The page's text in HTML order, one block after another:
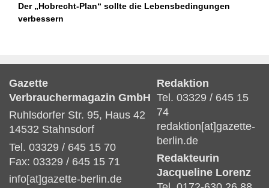
Der „Hobrecht-Plan“ sollte die Lebensbedingungen
verbessern
Gazette
Verbrauchermagazin GmbH
Ruhlsdorfer Str. 95, Haus 42
14532 Stahnsdorf
Tel. 03329 / 645 15 70
Fax: 03329 / 645 15 71
info[at]gazette-berlin.de
Redaktion
Tel. 03329 / 645 15
74
redaktion[at]gazette-
berlin.de
Redakteurin
Jacqueline Lorenz